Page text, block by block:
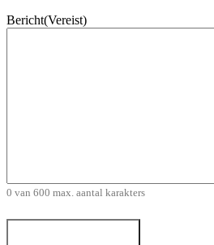
Bericht(Vereist)
0 van 600 max. aantal karakters